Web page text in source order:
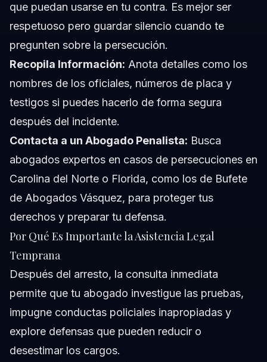
que puedan usarse en tu contra. Es mejor ser
respetuoso pero guardar silencio cuando te
pregunten sobre la persecución.
Recopila Información: Anota detalles como los
nombres de los oficiales, números de placa y
testigos si puedes hacerlo de forma segura
después del incidente.
Contacta a un Abogado Penalista: Busca
abogados expertos en casos de persecuciones en
Carolina del Norte o Florida, como los de Bufete
de Abogados Vásquez, para proteger tus
derechos y preparar tu defensa.
Por Qué Es Importante la Asistencia Legal
Temprana
Después del arresto, la consulta inmediata
permite que tu abogado investigue las pruebas,
impugne conductas policiales inapropiadas y
explore defensas que pueden reducir o
desestimar los cargos.